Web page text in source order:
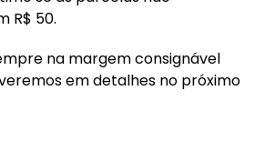
R$ 50.
na margem consignável
em detalhes no próximo